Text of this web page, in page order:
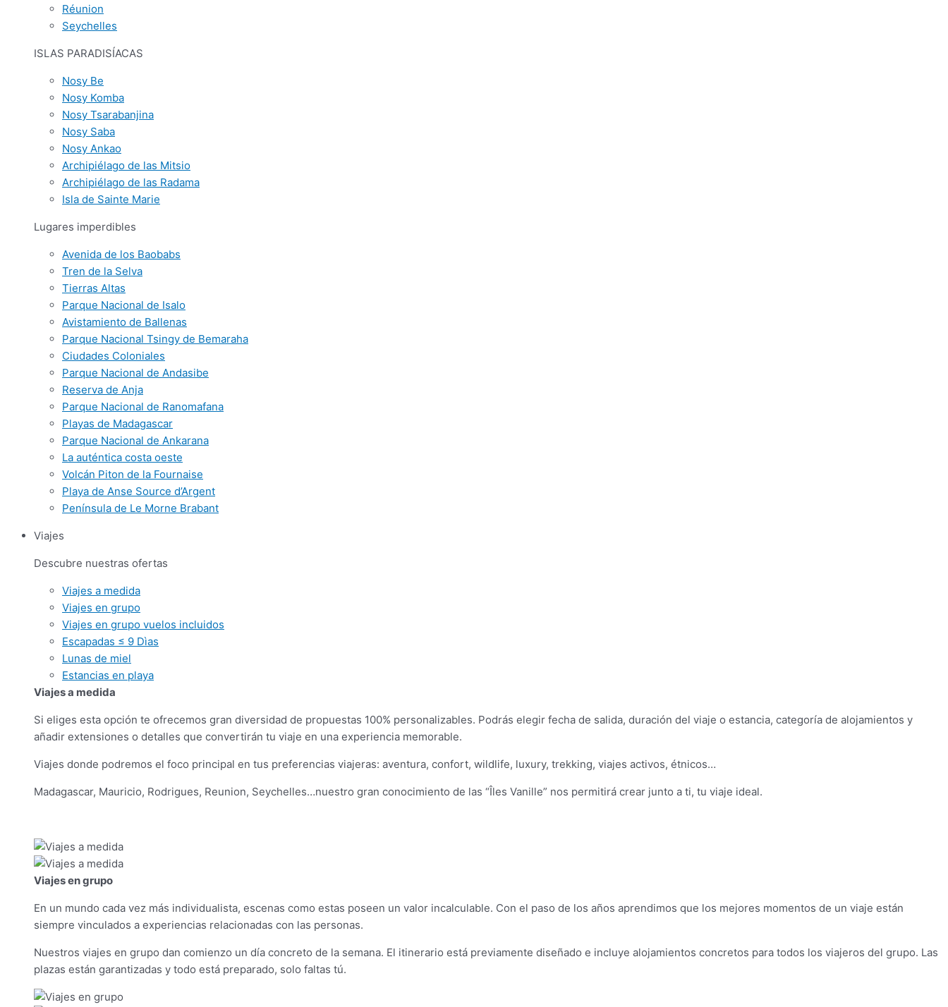
Réunion
Seychelles
ISLAS PARADISÍACAS
Nosy Be
Nosy Komba
Nosy Tsarabanjina
Nosy Saba
Nosy Ankao
Archipiélago de las Mitsio
Archipiélago de las Radama
Isla de Sainte Marie
Lugares imperdibles
Avenida de los Baobabs
Tren de la Selva
Tierras Altas
Parque Nacional de Isalo
Avistamiento de Ballenas
Parque Nacional Tsingy de Bemaraha
Ciudades Coloniales
Parque Nacional de Andasibe
Reserva de Anja
Parque Nacional de Ranomafana
Playas de Madagascar
Parque Nacional de Ankarana
La auténtica costa oeste
Volcán Piton de la Fournaise
Playa de Anse Source d’Argent
Península de Le Morne Brabant
Viajes
Descubre nuestras ofertas
Viajes a medida
Viajes en grupo
Viajes en grupo vuelos incluidos
Escapadas ≤ 9 Dìas
Lunas de miel
Estancias en playa
Viajes a medida
Si eliges esta opción te ofrecemos gran diversidad de propuestas 100% personalizables. Podrás elegir fecha de salida, duración del viaje o estancia, categoría de alojamientos y
añadir extensiones o detalles que convertirán tu viaje en una experiencia memorable.
Viajes donde podremos el foco principal en tus preferencias viajeras: aventura, confort, wildlife, luxury, trekking, viajes activos, étnicos…
Madagascar, Mauricio, Rodrigues, Reunion, Seychelles…nuestro gran conocimiento de las “Îles Vanille” nos permitirá crear junto a ti, tu viaje ideal.
Viajes en grupo
En un mundo cada vez más individualista, escenas como estas poseen un valor incalculable. Con el paso de los años aprendimos que los mejores momentos de un viaje están
siempre vinculados a experiencias relacionadas con las personas.
Nuestros viajes en grupo dan comienzo un día concreto de la semana. El itinerario está previamente diseñado e incluye alojamientos concretos para todos los viajeros del grupo. Las
plazas están garantizadas y todo está preparado, solo faltas tú.